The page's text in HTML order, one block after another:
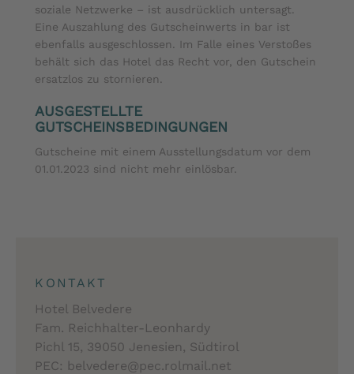
soziale Netzwerke – ist ausdrücklich untersagt.
Eine Auszahlung des Gutscheinwerts in bar ist
ebenfalls ausgeschlossen. Im Falle eines Verstoßes
behält sich das Hotel das Recht vor, den Gutschein
ersatzlos zu stornieren.
AUSGESTELLTE
GUTSCHEINSBEDINGUNGEN
Gutscheine mit einem Ausstellungsdatum vor dem
01.01.2023 sind nicht mehr einlösbar.
KONTAKT
Hotel Belvedere
Fam. Reichhalter-Leonhardy
Pichl 15, 39050 Jenesien, Südtirol
PEC: belvedere@pec.rolmail.net